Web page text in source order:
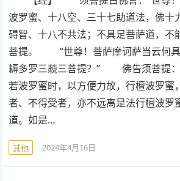
波罗蜜、十八空、三十七助道法，佛十
碍智、十八不共法；不具足菩萨道，不
菩提。 “世尊！菩萨摩诃萨当云何具
耨多罗三藐三菩提？” 佛告须菩提：
若波罗蜜时，以方便力故，行檀波罗蜜
者、不得受者，亦不远离是法行檀波罗
道。如是…
其他 2024年4月16日